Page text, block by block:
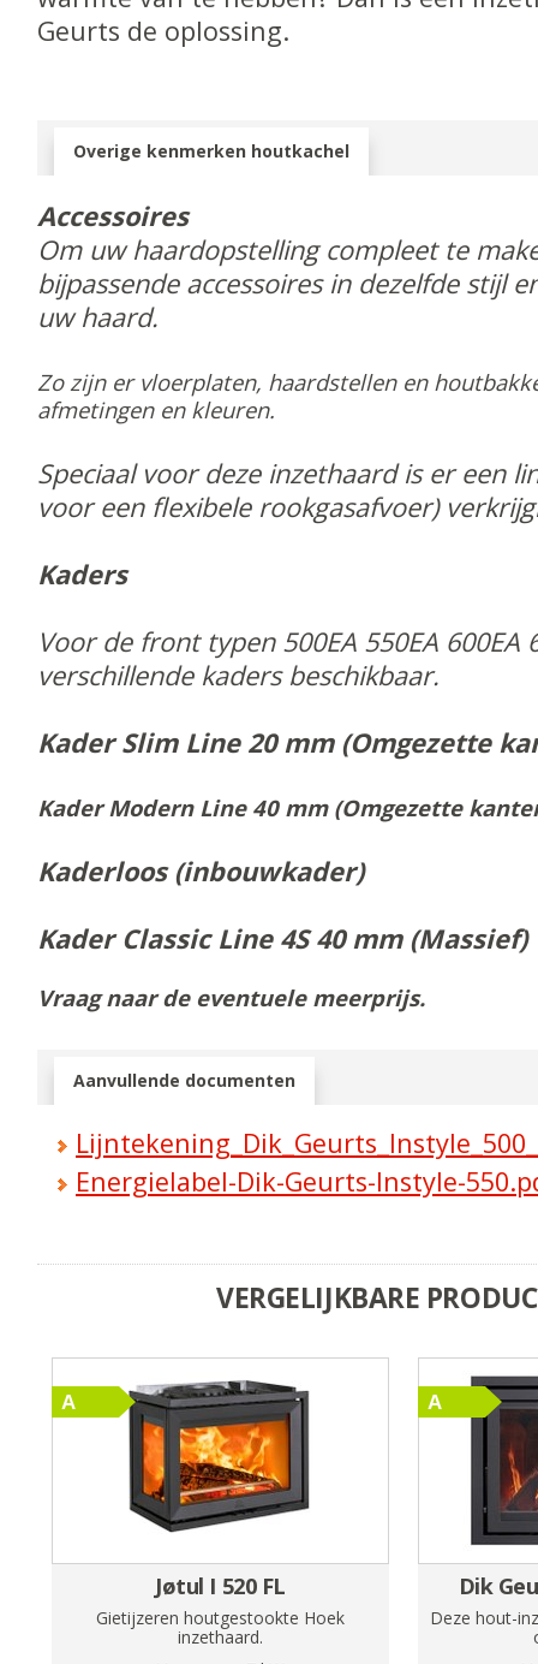
Geurts de oplossing.
Overige kenmerken houtkachel
Accessoires
Om uw haardopstelling compleet te
bijpassende accessoires in dezelfde stijl
uw haard.
Zo zijn er vloerplaten, haardstellen en
afmetingen en kleuren.
Speciaal voor deze inzethaard is er een
voor een flexibele rookgasafvoer)
Kaders
Voor de front typen 500EA 550EA 600EA
verschillende kaders beschikbaar.
Kader Slim Line 20 mm (Omgezette
Kader Modern Line 40 mm (Omgezette
Kaderloos (inbouwkader)
Kader Classic Line 4S 40 mm (Massief)
Vraag naar de eventuele meerprijs.
Aanvullende documenten
Energielabel-Dik-Geurts-Instyle-
VERGELIJKBARE
Jøtul I 520 FL
Gietijzeren houtgestookte Hoek
inzethaard.
Dik
Deze hout-